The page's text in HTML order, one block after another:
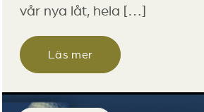
vår nya låt, hela […]
Läs mer